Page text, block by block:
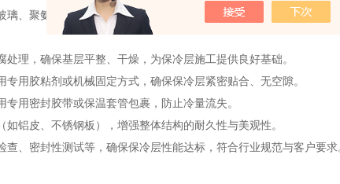
聚氨酯、硅酸铝等），确保材料导热系数低、耐腐蚀、抗压强度
，确保基层平整、干燥，为保冷层施工提供良好基础。
胶粘剂或机械固定方式，确保保冷层紧密贴合、无空隙。
用密封胶带或保温套管包裹，防止冷量流失。
皮、不锈钢板），增强整体结构的耐久性与美观性。
密封性测试等，确保保冷层性能达标，符合行业规范与客户要求